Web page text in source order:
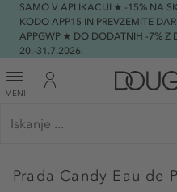
SAMO V APLIKACIJI ★ -15% NA
KODO APP15 IN PREVZEMITE
APPGWP ★ DO DODATNIH -7% Z
20.-31.7.2026.
MENI
Prada Candy Eau de